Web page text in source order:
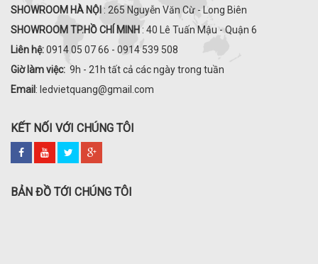
SHOWROOM HÀ NỘI : 265 Nguyễn Văn Cừ - Long Biên
SHOWROOM TP.HỒ CHÍ MINH : 40 Lê Tuấn Mậu - Quận 6
Liên hệ:0914 05 07 66 - 0914 539 508
Giờ làm việc: 9h - 21h tất cả các ngày trong tuần
Email : ledvietquang@gmail.com
KẾT NỐI VỚI CHÚNG TÔI
BẢN ĐỒ TỚI CHÚNG TÔI